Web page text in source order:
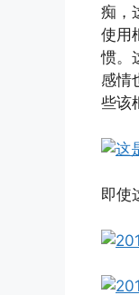
痴，
使用
惯。
感情
些该
即使